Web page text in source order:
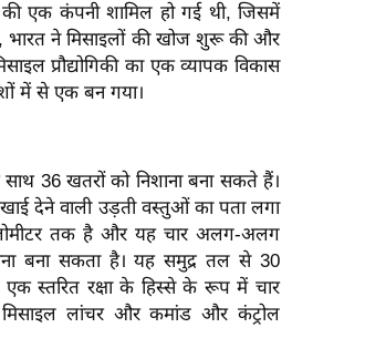
एक कंपनी शामिल हो गई थी, जिसमें
भारत ने मिसाइलों की खोज शुरू की और
प्रौद्योगिकी का एक व्यापक विकास
में से एक बन गया।
36 खतरों को निशाना बना सकते हैं।
देने वाली उड़ती वस्तुओं का पता लगा
तक है और यह चार अलग-अलग
बना सकता है। यह समुद्र तल से 30
स्तरित रक्षा के हिस्से के रूप में चार
लांचर और कमांड और कंट्रोल